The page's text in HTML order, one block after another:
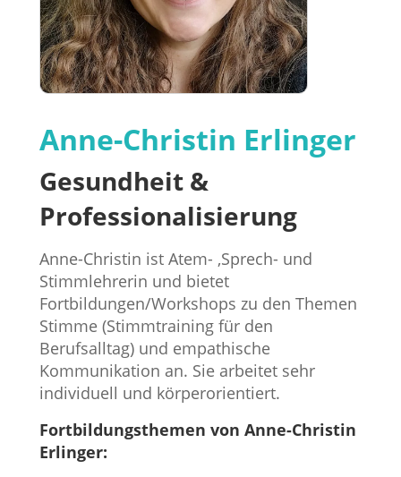
Anne-Christin Erlinger
Gesundheit &
Professionalisierung
Anne-Christin ist Atem- ,Sprech- und
Stimmlehrerin und bietet
Fortbildungen/Workshops zu den Themen
Stimme (Stimmtraining für den
Berufsalltag) und empathische
Kommunikation an. Sie arbeitet sehr
individuell und körperorientiert.
Fortbildungsthemen von Anne-Christin
Erlinger: